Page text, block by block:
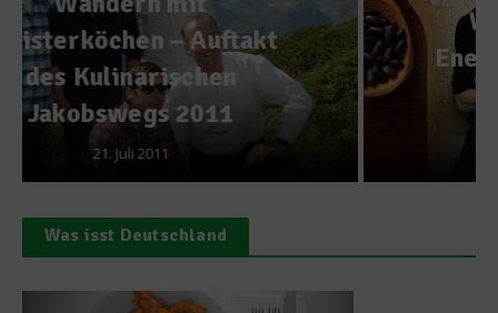
Was bewirkt Reis? –
Energielieferant: Warmer
Frühstücksreis
11. November 2011
Was isst Deutschland